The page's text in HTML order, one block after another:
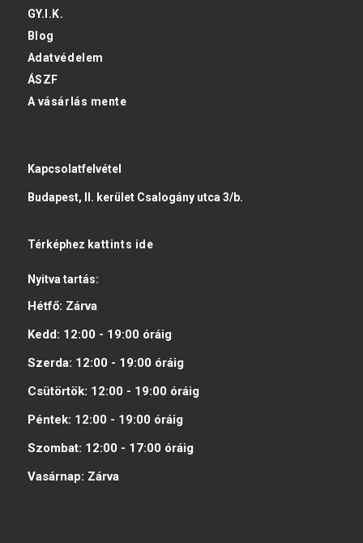
GY.I.K.
Blog
Adatvédelem
ÁSZF
A vásárlás mente
Kapcsolatfelvétel
Budapest, II. kerület Csalogány utca 3/b.
Térképhez kattints ide
Nyitva tartás:
Hétfő: Zárva
Kedd: 12:00 - 19:00 óráig
Szerda: 12:00 - 19:00 óráig
Csütörtök: 12:00 - 19:00 óráig
Péntek: 12:00 - 19:00 óráig
Szombat: 12:00 - 17:00 óráig
Vasárnap: Zárva